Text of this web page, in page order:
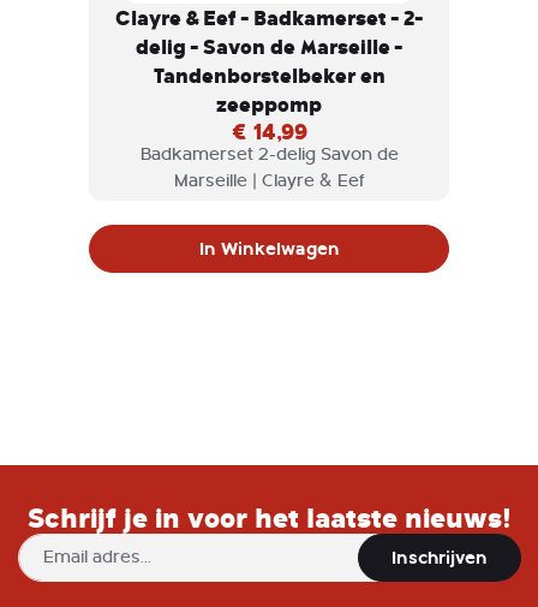
Clayre & Eef - Badkamerset - 2-
delig - Savon de Marseille -
Tandenborstelbeker en
zeeppomp
€ 14,99
Badkamerset 2-delig Savon de
Marseille | Clayre & Eef
In Winkelwagen
Schrijf je in voor het laatste nieuws!
Abonneer
u
Inschrijven